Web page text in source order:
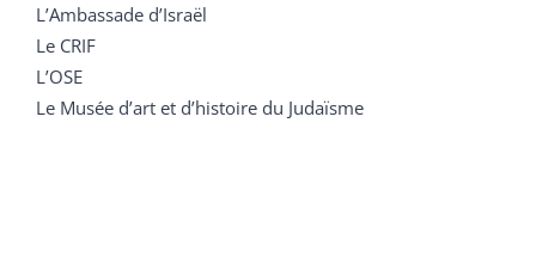
L’Ambassade d’Israël
Le CRIF
L’OSE
Le Musée d’art et d’histoire du Judaïsme